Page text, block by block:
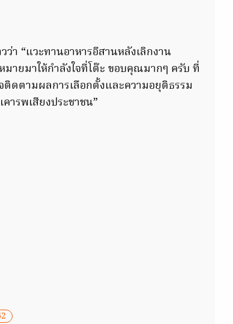
า “แวะทานอาหารอีสานหลังเลิกงาน
ายมาให้กำลังใจที่โต๊ะ ขอบคุณมากๆ ครับ ที่
ดตามผลการเลือกตั้งและความอยุติธรรม
ารพเสียงประชาชน”